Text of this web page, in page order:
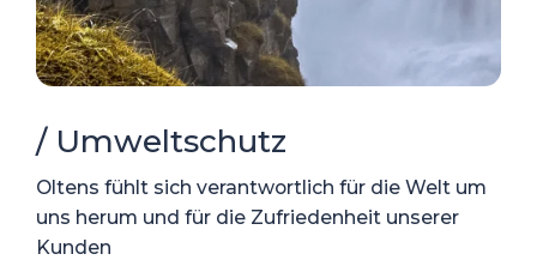
/ Umweltschutz
Oltens fühlt sich verantwortlich für die Welt um
uns herum und für die Zufriedenheit unserer
Kunden